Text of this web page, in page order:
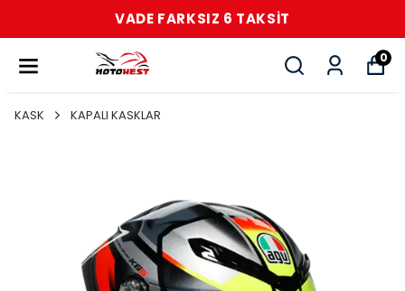
VADE FARKSIZ 6 TAKSİT
0
KASK KAPALI KASKLAR